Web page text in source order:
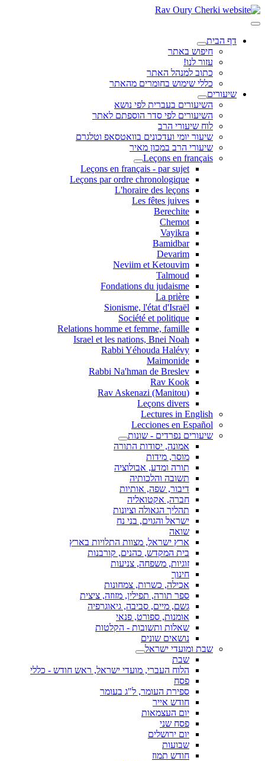
דף הבית
חיפוש באתר
עזור לנו!
כתוב למנהל האתר
כללי שימוש בחומרים מהאתר
שיעורים
השיעורים בעברית לפי נושא
השיעורים לפי סדר הוספתם לאתר
לוח שיעורי הרב
שיעור יומי ועדכונים בוואטסאפ וטלגרם
שיעורי הרב במכון מאיר
Leçons en français
Leçons en français - par sujet
Leçons par ordre chronologique
L'horaire des leçons
Les fêtes juives
Berechite
Chemot
Vayikra
Bamidbar
Devarim
Neviim et Ketouvim
Talmoud
Fondations du judaisme
La prière
Sionisme, l'état d'Israël
Société et politique
Relations homme et femme, famille
Israel et les nations, Bnei Noah
Rabbi Yéhouda Halévy
Maimonide
Rabbi Na'hman de Breslev
Rav Kook
(Rav Askenazi (Manitou
Leçons divers
Lectures in English
Lecciones en Español
שיעורים נפרדים - שונות
אמונה, יסודות התורה
מוסר, מידות
תורה ומדע, אבולוציה
תשובה והלכותיה
דיבור, שפה, אותיות
חברה, אקטואליה
תהליך הגאולה וציונות
ישראל והגוים, בני נח
שואה
ארץ ישראל, מצוות התלויות בארץ
בית המקדש, כהנים, קורבנות
זוגיות, משפחה, צניעות
חינוך
אכילה, כשרות, צמחונות
ספר תורה, תפילין, מזוזה, ציצית
גשם, מיים, סביבה, גיאוגרפיה
אומנות, ספורט, פנאי
שאלות ותשובות - הקלטות
נושאים שונים
שבת ומועדי ישראל
שבת
הלוח העברי, מועדי ישראל, ראש חודש - כללי
פסח
ספירת העומר, ל"ג בעומר
חודש אייר
יום העצמאות
פסח שני
יום ירושלים
שבועות
חודש תמוז